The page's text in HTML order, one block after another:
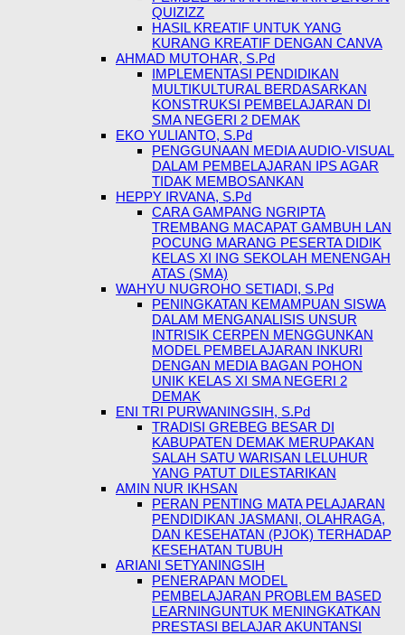
QUIZIZZ
HASIL KREATIF UNTUK YANG
KURANG KREATIF DENGAN CANVA
AHMAD MUTOHAR, S.Pd
IMPLEMENTASI PENDIDIKAN
MULTIKULTURAL BERDASARKAN
KONSTRUKSI PEMBELAJARAN DI
SMA NEGERI 2 DEMAK
EKO YULIANTO, S.Pd
PENGGUNAAN MEDIA AUDIO-VISUAL
DALAM PEMBELAJARAN IPS AGAR
TIDAK MEMBOSANKAN
HEPPY IRVANA, S.Pd
CARA GAMPANG NGRIPTA
TREMBANG MACAPAT GAMBUH LAN
POCUNG MARANG PESERTA DIDIK
KELAS XI ING SEKOLAH MENENGAH
ATAS (SMA)
WAHYU NUGROHO SETIADI, S.Pd
PENINGKATAN KEMAMPUAN SISWA
DALAM MENGANALISIS UNSUR
INTRISIK CERPEN MENGGUNKAN
MODEL PEMBELAJARAN INKURI
DENGAN MEDIA BAGAN POHON
UNIK KELAS XI SMA NEGERI 2
DEMAK
ENI TRI PURWANINGSIH, S.Pd
TRADISI GREBEG BESAR DI
KABUPATEN DEMAK MERUPAKAN
SALAH SATU WARISAN LELUHUR
YANG PATUT DILESTARIKAN
AMIN NUR IKHSAN
PERAN PENTING MATA PELAJARAN
PENDIDIKAN JASMANI, OLAHRAGA,
DAN KESEHATAN (PJOK) TERHADAP
KESEHATAN TUBUH
ARIANI SETYANINGSIH
PENERAPAN MODEL
PEMBELAJARAN PROBLEM BASED
LEARNINGUNTUK MENINGKATKAN
PRESTASI BELAJAR AKUNTANSI